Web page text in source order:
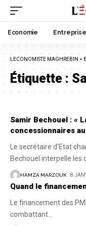
Economie Entreprise
LECONOMISTE MAGHREBIN >
Étiquette :
Samir Bechouel : «
concessionnaires
Le secrétaire d'Etat
Bechouel interpelle les
HAMZA MARZOUK 8
Quand le
Le financement des
combattant